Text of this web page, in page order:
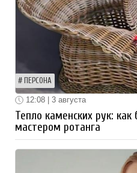
ПЕРСОНА
12:08 | 3 августа
Тепло каменских рук: как
мастером ротанга